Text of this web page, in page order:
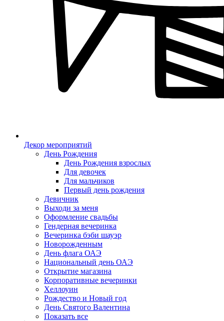
Декор мероприятий
День Рождения
День Рождения взрослых
Для девочек
Для мальчиков
Первый день рождения
Девичник
Выходи за меня
Оформление свадьбы
Гендерная вечеринка
Вечеринка бэби шауэр
Новорожденным
День флага ОАЭ
Национальный день ОАЭ
Открытие магазина
Корпоративные вечеринки
Хеллоуин
Рождество и Новый год
День Святого Валентина
Показать все